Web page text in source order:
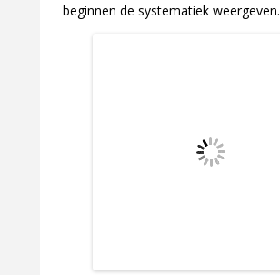
beginnen de systematiek weergeven.